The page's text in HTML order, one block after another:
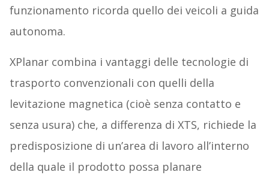
funzionamento ricorda quello dei veicoli a guida
autonoma.
XPlanar combina i vantaggi delle tecnologie di
trasporto convenzionali con quelli della
levitazione magnetica (cioè senza contatto e
senza usura) che, a differenza di XTS, richiede la
predisposizione di un’area di lavoro all’interno
della quale il prodotto possa planare